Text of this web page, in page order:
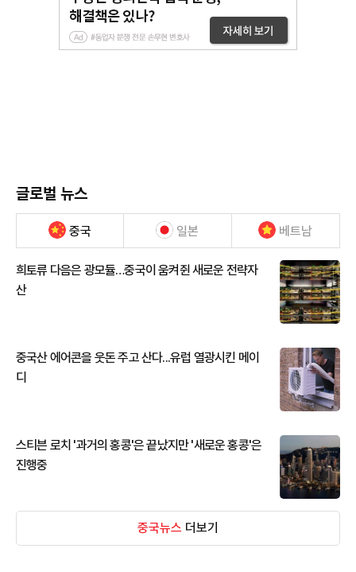
글로벌 뉴스
중국 일본 베트남
희토류 다음은 광모듈…중국이 움켜쥔 새로운 전략자
산
중국산 에어콘을 웃돈 주고 산다...유럽 열광시킨 메이
디
스티븐 로치 '과거의 홍콩'은 끝났지만 '새로운 홍콩'은
진행중
중국뉴스 더보기